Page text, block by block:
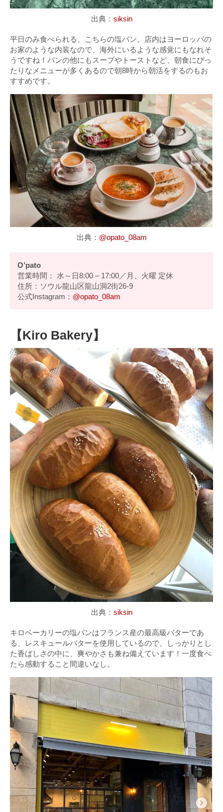
出典： siksin
平日のみ食べられる、こちらの塩パン。店内はヨーロッパの
お家のような内装なので、海外にいるような感覚にもなれそ
うですね！パンの他にもスープやトーストなど、朝食にぴっ
たりなメニューが多くあるので朝8時から朝活をするのもお
すすめです。
出典： @opato_08am
O’pato
営業時間： 水～日8:00 – 17:00／月、火曜 定休
住所：ソウル龍山区龍山洞2街26-9
公式Instagram： @opato_08am
【Kiro Bakery】
出典： siksin
キロベーカリーの塩パンはフランス産の最高級バターであ
る、レスキュールバターを使用しているので、しっかりとし
た香ばしさの中に、爽やかさも兼ね備えています！一度食べ
たら感動すること間違いなし。